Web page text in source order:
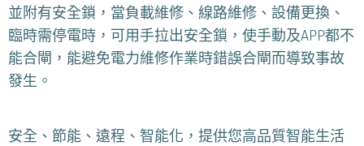
並附有安全鎖，當負載維修、線路維修、設備更換、
臨時需停電時，可用手拉出安全鎖，使手動及APP都不
能合閘，能避免電力維修作業時錯誤合閘而導致事故
發生。
安全、節能、遠程、智能化，提供您高品質智能生活